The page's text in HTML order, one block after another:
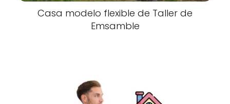
Casa modelo flexible de Taller de
Emsamble